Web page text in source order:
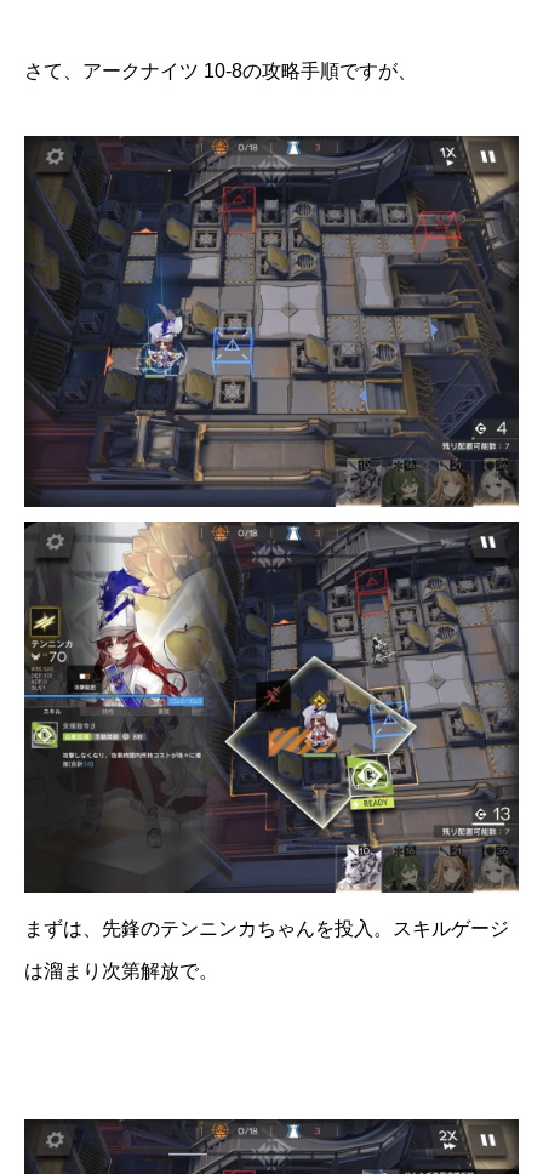
さて、アークナイツ 10-8の攻略手順ですが、
まずは、先鋒のテンニンカちゃんを投入。スキルゲージ
は溜まり次第解放で。